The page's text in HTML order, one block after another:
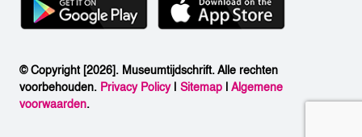
© Copyright [2026]. Museumtijdschrift. Alle rechten
voorbehouden. Privacy Policy| Sitemap |Algemene
voorwaarden.